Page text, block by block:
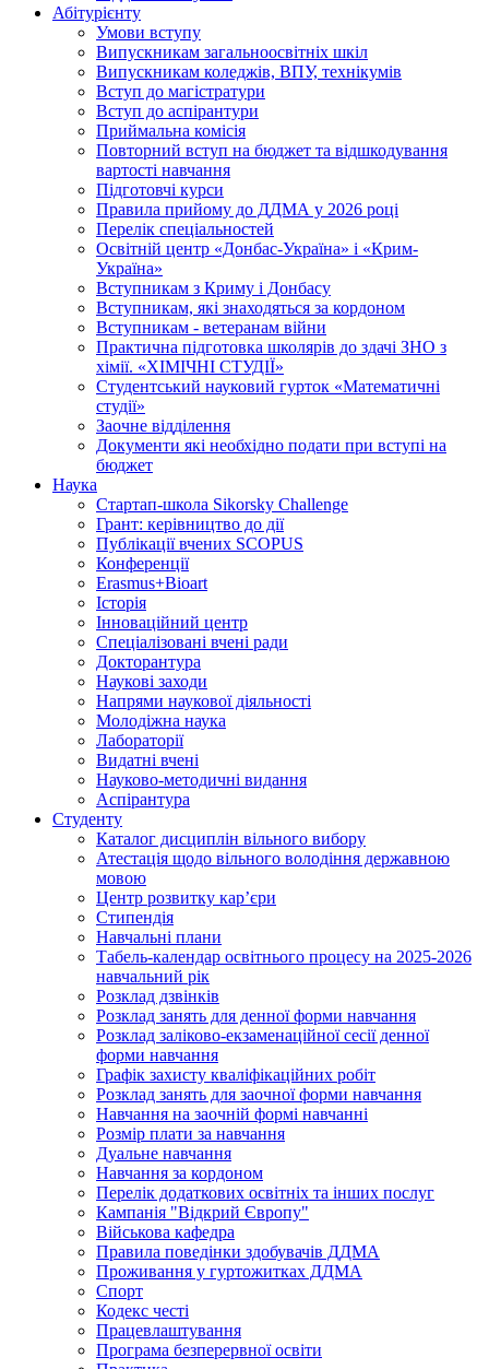
Абітурієнту
Умови вступу
Випускникам загальноосвітніх шкіл
Випускникам коледжів, ВПУ, технікумів
Вступ до магістратури
Вступ до аспірантури
Приймальна комісія
Повторний вступ на бюджет та відшкодування
вартості навчання
Підготовчі курси
Правила прийому до ДДМА у 2026 році
Перелік спеціальностей
Освітній центр «Донбас-Україна» і «Крим-
Україна»
Вступникам з Криму і Донбасу
Вступникам, які знаходяться за кордоном
Вступникам - ветеранам війни
Практична підготовка школярів до здачі ЗНО з
хімії. «ХІМІЧНІ СТУДІЇ»
Студентський науковий гурток «Математичні
студії»
Заочне відділення
Документи які необхідно подати при вступі на
бюджет
Наука
Стартап-школа Sikorsky Challenge
Грант: керівництво до дії
Публікації вчених SCOPUS
Конференції
Erasmus+Bioart
Історія
Інноваційний центр
Спеціалізовані вчені ради
Докторантура
Наукові заходи
Напрями наукової діяльності
Молодіжна наука
Лабораторії
Видатні вчені
Науково-методичні видання
Аспірантура
Студенту
Каталог дисциплін вільного вибору
Атестація щодо вільного володіння державною
мовою
Центр розвитку кар’єри
Стипендія
Навчальні плани
Табель-календар освітнього процесу на 2025-2026
навчальний рік
Розклад дзвінків
Розклад занять для денної форми навчання
Розклад заліково-екзаменаційної сесії денної
форми навчання
Графік захисту кваліфікаційних робіт
Розклад занять для заочної форми навчання
Навчання на заочній формі навчанні
Розмір плати за навчання
Дуальне навчання
Навчання за кордоном
Перелік додаткових освітніх та інших послуг
Кампанія "Відкрий Європу"
Військова кафедра
Правила поведінки здобувачів ДДМА
Проживання у гуртожитках ДДМА
Спорт
Кодекс честі
Працевлаштування
Програма безперервної освіти